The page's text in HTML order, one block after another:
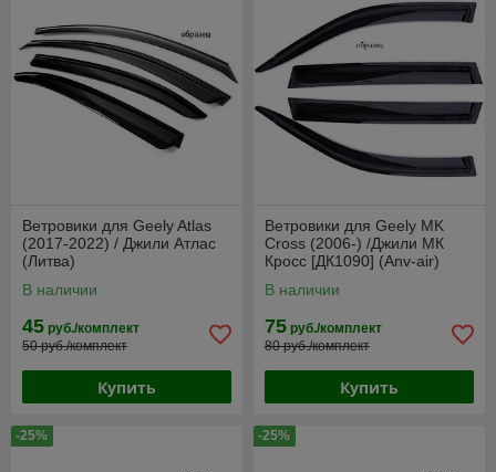
Ветровики для Geely Atlas
(2017-2022) / Джили Атлас
(Литва)
В наличии
45 руб./комплект
50 руб./комплект
Купить
Ветровики для Geely MK
Cross (2006-) /Джили МК
Кросс [ДК1090] (Anv-air)
В наличии
75 руб./комплект
80 руб./комплект
Купить
-25% -25%